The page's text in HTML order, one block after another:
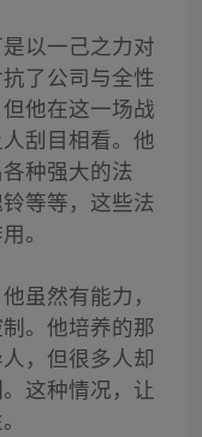
以一己之力对
了公司与全性
他在这一场战
刮目相看。他
种强大的法
等等，这些法
。
虽然有能力，
。他培养的那
，但很多人却
这种情况，让